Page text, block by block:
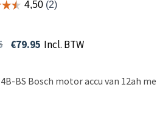
€79.95 Incl. BTW
BS Bosch motor accu van 12ah